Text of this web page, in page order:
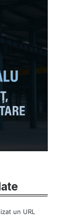
un URL